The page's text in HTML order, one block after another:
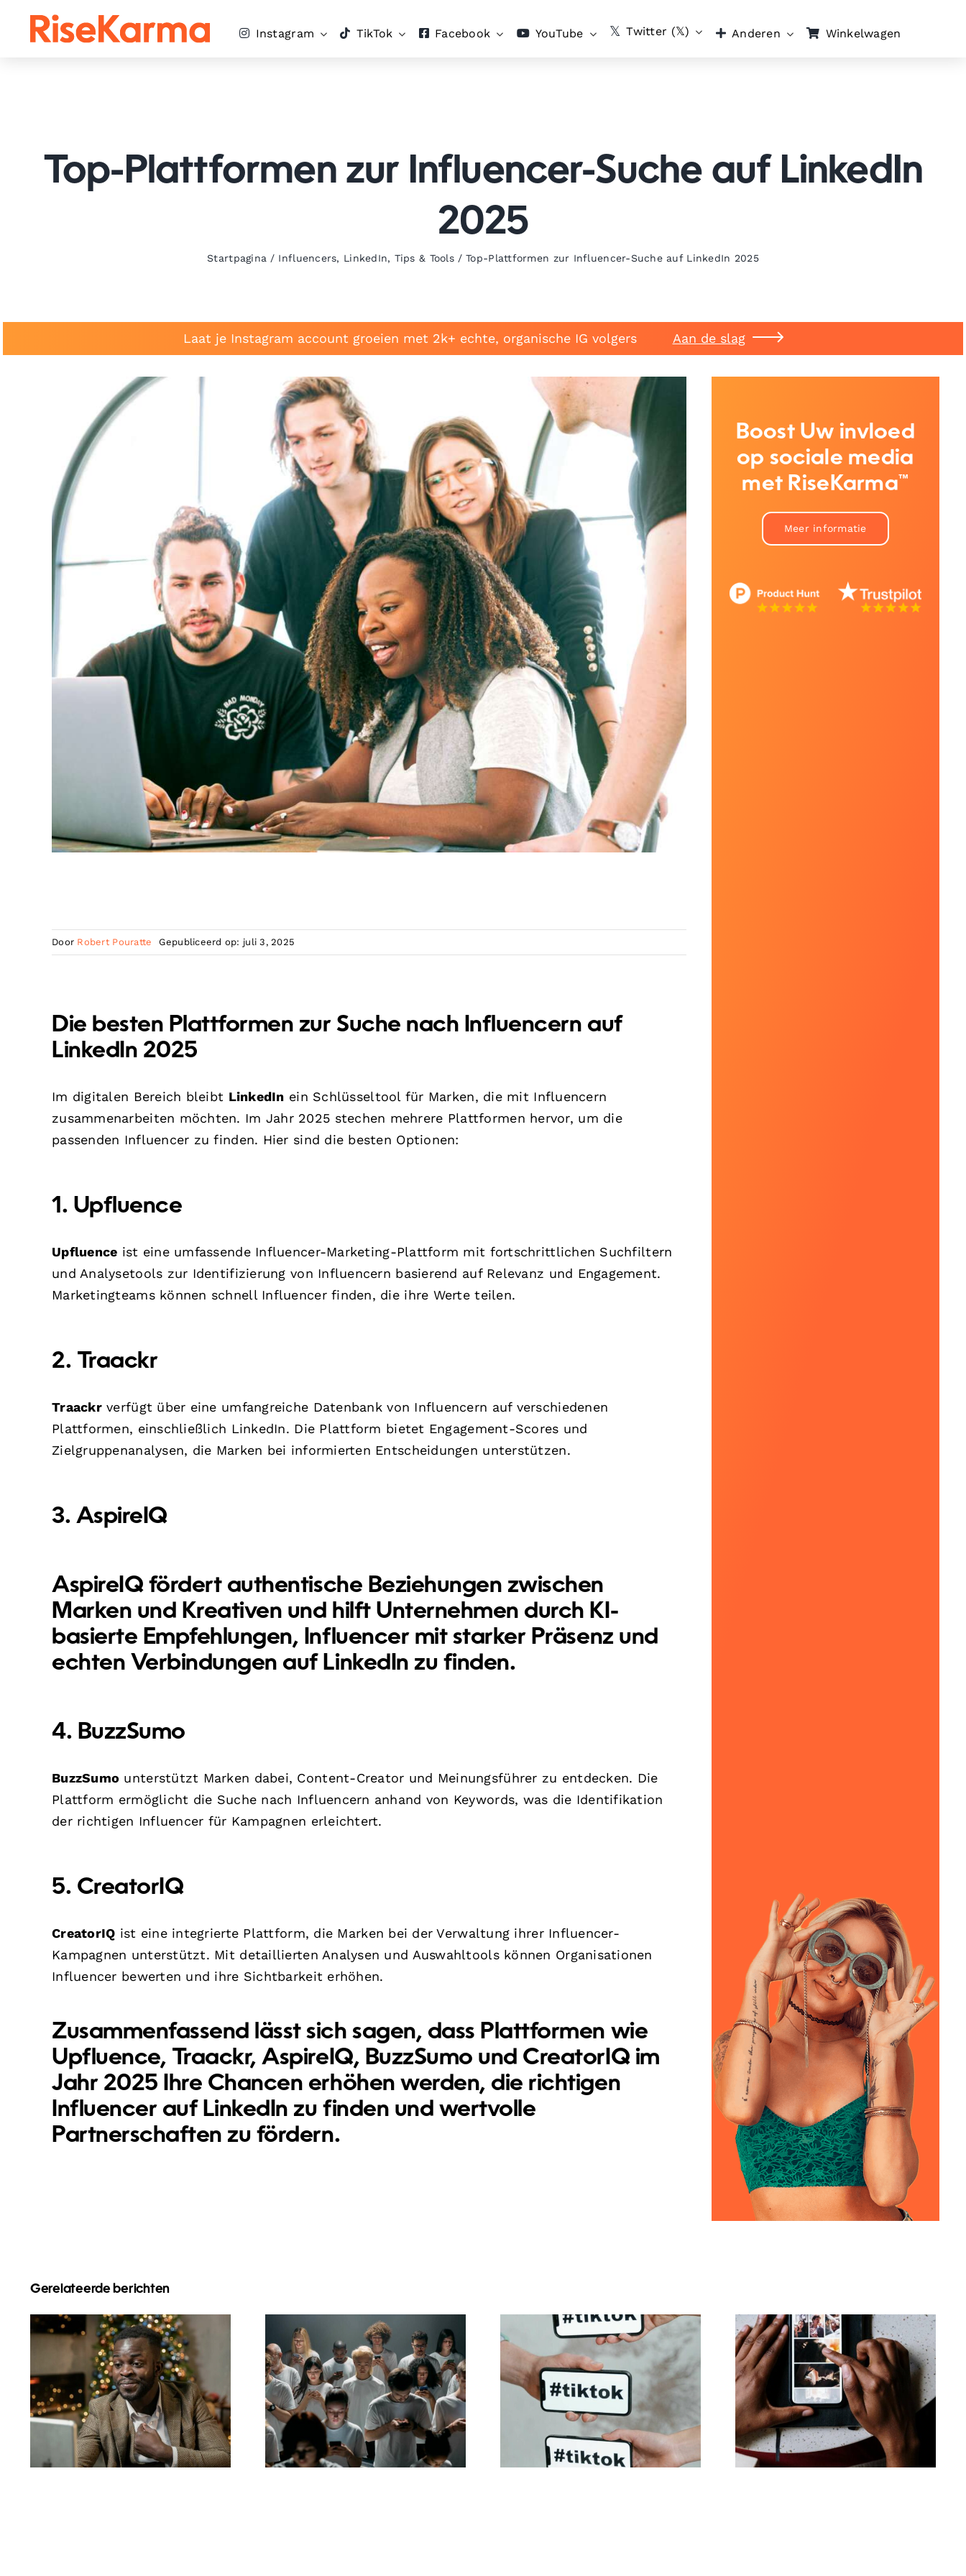
Instagram TikTok Facebook YouTube Twitter (𝕏) Anderen Winkelwagen
Top-Plattformen zur Influencer-Suche auf LinkedIn
2025
Startpagina / Influencers, LinkedIn, Tips & Tools / Top-Plattformen zur Influencer-Suche auf LinkedIn 2025
Laat je Instagram account groeien met 2k+ echte, organische IG volgers Aan de slag
Door Robert Pouratte Gepubliceerd op: juli 3, 2025
Die besten Plattformen zur Suche nach Influencern auf
LinkedIn 2025
Im digitalen Bereich bleibt LinkedIn ein Schlüsseltool für Marken, die mit Influencern
zusammenarbeiten möchten. Im Jahr 2025 stechen mehrere Plattformen hervor, um die
passenden Influencer zu finden. Hier sind die besten Optionen:
1. Upfluence
Upfluence ist eine umfassende Influencer-Marketing-Plattform mit fortschrittlichen Suchfiltern
und Analysetools zur Identifizierung von Influencern basierend auf Relevanz und Engagement.
Marketingteams können schnell Influencer finden, die ihre Werte teilen.
2. Traackr
Traackrverfügt über eine umfangreiche Datenbank von Influencern auf verschiedenen
Plattformen, einschließlich LinkedIn. Die Plattform bietet Engagement-Scores und
Zielgruppenanalysen, die Marken bei informierten Entscheidungen unterstützen.
3. AspireIQ
AspireIQfördert authentische Beziehungen zwischen
Marken und Kreativen und hilft Unternehmen durch KI-
basierte Empfehlungen, Influencer mit starker Präsenz und
echten Verbindungen auf LinkedIn zu finden.
4. BuzzSumo
BuzzSumo unterstützt Marken dabei, Content-Creator und Meinungsführer zu entdecken. Die
Plattform ermöglicht die Suche nach Influencern anhand von Keywords, was die Identifikation
der richtigen Influencer für Kampagnen erleichtert.
5. CreatorIQ
CreatorIQ ist eine integrierte Plattform, die Marken bei der Verwaltung ihrer Influencer-
Kampagnen unterstützt. Mit detaillierten Analysen und Auswahltools können Organisationen
Influencer bewerten und ihre Sichtbarkeit erhöhen.
Zusammenfassend lässt sich sagen, dass Plattformen wie
Upfluence, Traackr, AspireIQ, BuzzSumo und CreatorIQ im
Jahr 2025 Ihre Chancen erhöhen werden, die richtigen
Influencer auf LinkedIn zu finden und wertvolle
Partnerschaften zu fördern.
Boost Uw invloed
op sociale media
met RiseKarma™
Meer informatie
Gerelateerde berichten
Wie man Follower auf
LinkedIn verbirgt, um
die Privatsphäre zu
wahren
Tipps zur Gestaltung
ansprechender
Facebook-Anzeigen,
die konvertieren
Beste TikTok-
Datenschutzeinstellungen
2024
Top-Apps zum
Animieren von Fotos
für ansprechende
Facebook-Posts